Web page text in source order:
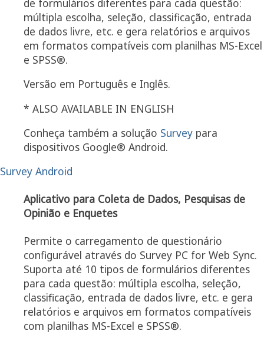
de formulários diferentes para cada questão:
múltipla escolha, seleção, classificação, entrada
de dados livre, etc. e gera relatórios e arquivos
em formatos compatíveis com planilhas MS-Excel
e SPSS®.
Versão em Português e Inglês.
* ALSO AVAILABLE IN ENGLISH
Conheça também a solução Survey para
dispositivos Google® Android.
Survey Android
Aplicativo para Coleta de Dados, Pesquisas de
Opinião e Enquetes
Permite o carregamento de questionário
configurável através do Survey PC for Web Sync.
Suporta até 10 tipos de formulários diferentes
para cada questão: múltipla escolha, seleção,
classificação, entrada de dados livre, etc. e gera
relatórios e arquivos em formatos compatíveis
com planilhas MS-Excel e SPSS®.